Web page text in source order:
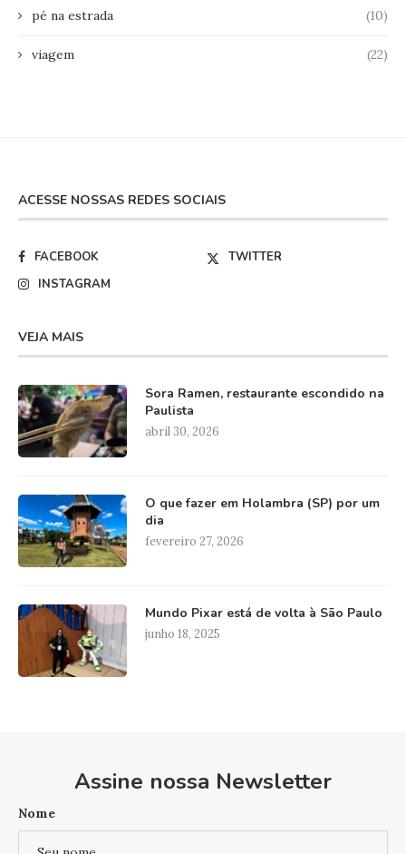
pé na estrada (10)
viagem (22)
ACESSE NOSSAS REDES SOCIAIS
FACEBOOK
TWITTER
INSTAGRAM
VEJA MAIS
Sora Ramen, restaurante escondido na
Paulista
abril 30, 2026
O que fazer em Holambra (SP) por um
dia
fevereiro 27, 2026
Mundo Pixar está de volta à São Paulo
junho 18, 2025
Assine nossa Newsletter
Nome